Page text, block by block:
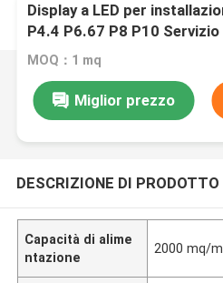
Display a LED per
P4.4 P6.67 P8 P10
Risparmio energetico
MOQ：1 mq
Miglior prezzo
DESCRIZIONE DI PRODOTTO
Capacità di alime
ntazione
2000 mq/